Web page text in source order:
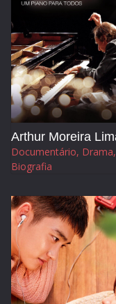
Documentário, Drama,
Biografia